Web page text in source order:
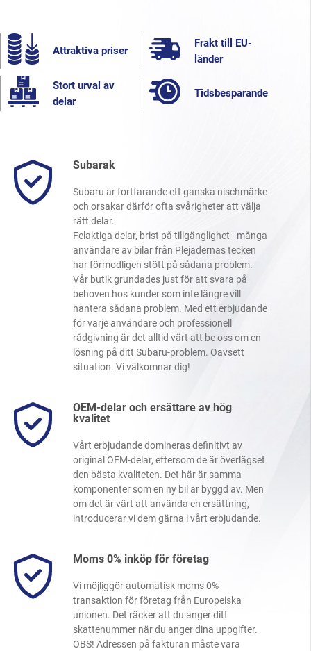
Attraktiva priser
Frakt till EU-
länder
Stort urval av
delar
Tidsbesparande
Subarak
Subaru är fortfarande ett ganska nischmärke
och orsakar därför ofta svårigheter att välja
rätt delar.
Felaktiga delar, brist på tillgänglighet - många
användare av bilar från Plejadernas tecken
har förmodligen stött på sådana problem.
Vår butik grundades just för att svara på
behoven hos kunder som inte längre vill
hantera sådana problem. Med ett erbjudande
för varje användare och professionell
rådgivning är det alltid värt att be oss om en
lösning på ditt Subaru-problem. Oavsett
situation. Vi välkomnar dig!
OEM-delar och ersättare av hög
kvalitet
Vårt erbjudande domineras definitivt av
original OEM-delar, eftersom de är överlägset
den bästa kvaliteten. Det här är samma
komponenter som en ny bil är byggd av. Men
om det är värt att använda en ersättning,
introducerar vi dem gärna i vårt erbjudande.
Moms 0% inköp för företag
Vi möjliggör automatisk moms 0%-
transaktion för företag från Europeiska
unionen. Det räcker att du anger ditt
skattenummer när du anger dina uppgifter.
OBS! Adressen på fakturan måste vara